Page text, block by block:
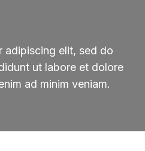
adipiscing elit, sed do
ut labore et dolore
ad minim veniam.